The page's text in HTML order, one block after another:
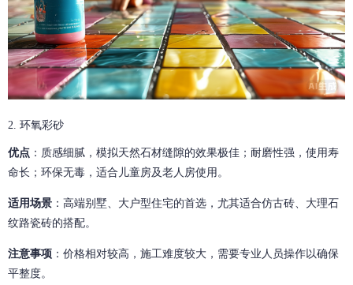
2. 环氧彩砂
优点 ：质感细腻，模拟天然石材缝隙的效果极佳；耐磨性强，使用寿
命长；环保无毒，适合儿童房及老人房使用。
适用场景 ：高端别墅、大户型住宅的首选，尤其适合仿古砖、大理石
纹路瓷砖的搭配。
注意事项 ：价格相对较高，施工难度较大，需要专业人员操作以确保
平整度。